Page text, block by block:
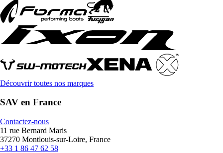
Découvrir toutes nos marques
SAV en France
Contactez-nous
11 rue Bernard Maris
37270 Montlouis-sur-Loire, France
+33 1 86 47 62 58